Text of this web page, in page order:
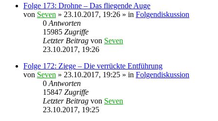
Folge 173: Drohne – Das fliegende Auge
von Seven » 23.10.2017, 19:26 » in Folgendiskussion
0 Antworten
15985 Zugriffe
Letzter Beitrag von Seven
23.10.2017, 19:26
Folge 172: Ziege – Die verrückte Entführung
von Seven » 23.10.2017, 19:25 » in Folgendiskussion
0 Antworten
15847 Zugriffe
Letzter Beitrag von Seven
23.10.2017, 19:25